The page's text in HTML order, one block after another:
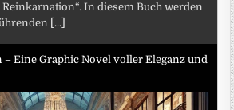
Reinkarnation“. In diesem Buch werden
[...]
– Eine Graphic Novel voller Eleganz und